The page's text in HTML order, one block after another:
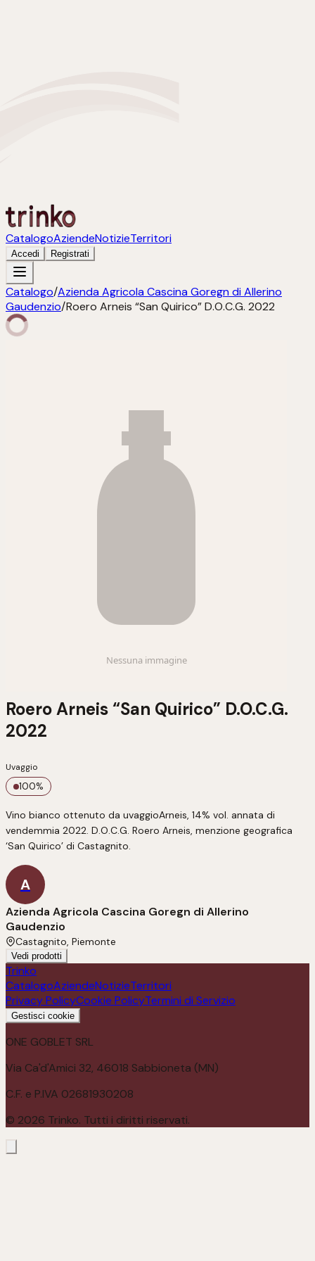
CatalogoAziendeNotizieTerritori
Accedi Registrati
Catalogo/Azienda Agricola Cascina Goregn di Allerino
Gaudenzio/Roero Arneis “San Quirico” D.O.C.G. 2022
Roero Arneis “San Quirico” D.O.C.G.
2022
Uvaggio
100%
Vino bianco ottenuto da uvaggioArneis, 14% vol. annata di
vendemmia 2022. D.O.C.G. Roero Arneis, menzione geografica
‘San Quirico’ di Castagnito.
A
Azienda Agricola Cascina Goregn di Allerino
Gaudenzio
Castagnito, Piemonte
Vedi prodotti
Trinko
CatalogoAziendeNotizieTerritori
Privacy PolicyCookie PolicyTermini di Servizio
Gestisci cookie
ONE GOBLET SRL
Via Ca'd'Amici 32, 46018 Sabbioneta (MN)
C.F. e P.IVA 02681930208
© 2026 Trinko. Tutti i diritti riservati.